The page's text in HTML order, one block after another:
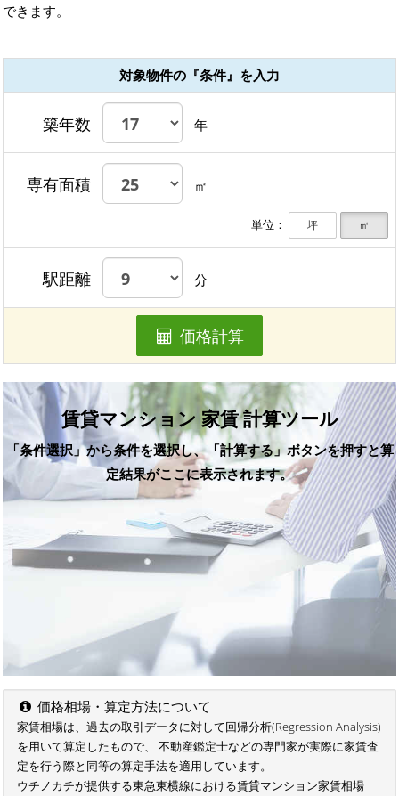
できます。
対象物件の『条件』を入力
築年数 年
専有面積 ㎡
単位： 坪 ㎡
駅距離 分
価格計算
賃貸マンション 家賃 計算ツール
「条件選択」から条件を選択し、「計算する」ボタンを押すと算
定結果がここに表示されます。
価格相場・算定方法について
家賃相場は、過去の取引データに対して回帰分析(Regression Analysis)
を用いて算定したもので、 不動産鑑定士などの専門家が実際に家賃査
定を行う際と同等の算定手法を適用しています。
ウチノカチが提供する東急東横線における賃貸マンション家賃相場